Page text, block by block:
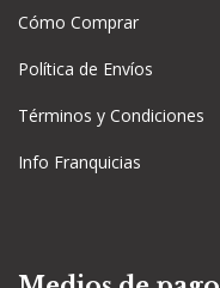
Cómo Comprar
Política de Envíos
Términos y Condiciones
Info Franquicias